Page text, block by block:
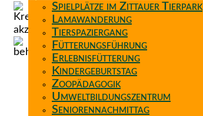
Spielplätze im Zittauer Tierpark
Lamawanderung
Tierspaziergang
Fütterungsführung
Erlebnisfütterung
Kindergeburtstag
Zoopädagogik
Umweltbildungszentrum
Seniorennachmittag